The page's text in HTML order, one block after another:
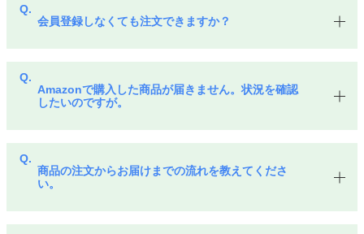
会員登録しなくても注文できますか？
Amazonで購入した商品が届きません。状況を確認
したいのですが。
商品の注文からお届けまでの流れを教えてくださ
い。